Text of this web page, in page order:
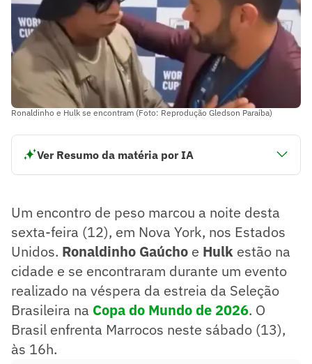
Ronaldinho e Hulk se encontram (Foto: Reprodução Gledson Paraíba)
Ver Resumo da matéria por IA
um evento realizado na véspera da estreia da Seleção
Brasileira na Copa do Mundo de 2026. O Brasil enfrenta
Marrocos neste sábado (13), às 16h.
Resumo supervisionado pelo jornalista!
Um encontro de peso marcou a noite desta
sexta-feira (12), em Nova York, nos Estados
Unidos. Ronaldinho Gaúcho e Hulk estão na
cidade e se encontraram durante um evento
realizado na véspera da estreia da Seleção
Brasileira na Copa do Mundo de 2026. O
Brasil enfrenta Marrocos neste sábado (13),
às 16h.